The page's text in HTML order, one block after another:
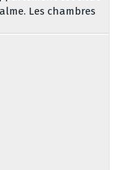
Les chambres